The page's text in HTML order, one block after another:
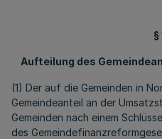
§
Aufteilung des
(1) Der auf die Gemeinden in
Gemeindeanteil an der
Gemeinden nach einem
des